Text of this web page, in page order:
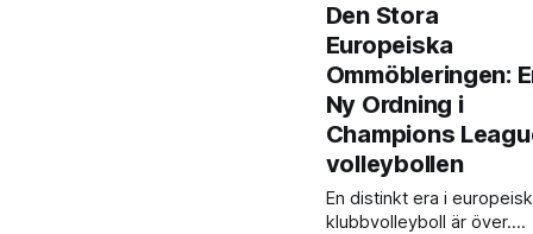
Den Stora
Europeiska
Ommöbleringen:
Ny Ordning i
Champions
volleybollen
En distinkt era i europeisk
klubbvolleyboll är över.